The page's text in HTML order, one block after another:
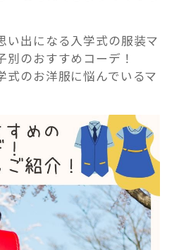
い出になる入学式の服装マ
のおすすめコーデ！
式のお洋服に悩んでいるマ